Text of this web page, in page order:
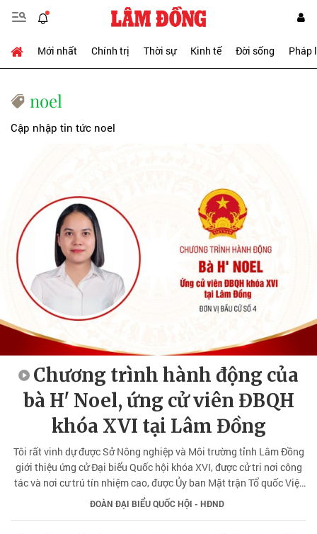
Mới nhất Chính trị Thời sự Kinh tế Đời sống Pháp
noel
Cập nhập tin tức noel
Chương trình hành động của
bà H' Noel, ứng cử viên ĐBQH
khóa XVI tại Lâm Đồng
Tôi rất vinh dự được Sở Nông nghiệp và Môi trường tỉnh Lâm Đồng
giới thiệu ứng cử Đại biểu Quốc hội khóa XVI, được cử tri nơi công
tác và nơi cư trú tín nhiệm cao, được Ủy ban Mặt trận Tổ quốc Việt
Nam tỉnh Lâm Đồng lựa chọn, được Hội đồng bầu cử tỉnh Lâm
Đồng giới thiệu về ứng cử ĐBQH tại đơn vị Bầu cử số 4.
ĐOÀN ĐẠI BIỂU QUỐC HỘI - HĐND